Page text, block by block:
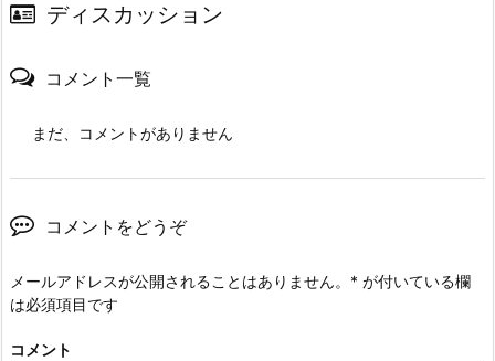
ディスカッション
コメント一覧
まだ、コメントがありません
コメントをどうぞ
メールアドレスが公開されることはありません。 * が付いている欄
は必須項目です
コメント